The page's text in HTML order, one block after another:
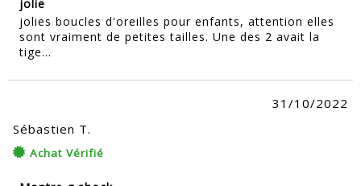
jolie
jolies boucles d'oreilles pour enfants, attention elles
sont vraiment de petites tailles. Une des 2 avait la
tige...
31/10/2022
Sébastien T.
Achat Vérifié